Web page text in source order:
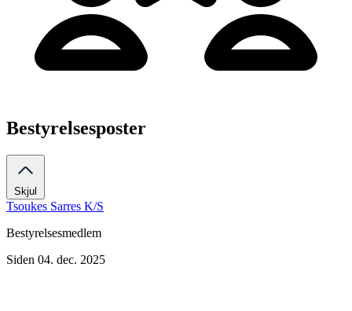
Bestyrelsesposter
Skjul
Tsoukes Sarres K/S
Bestyrelsesmedlem
Siden 04. dec. 2025